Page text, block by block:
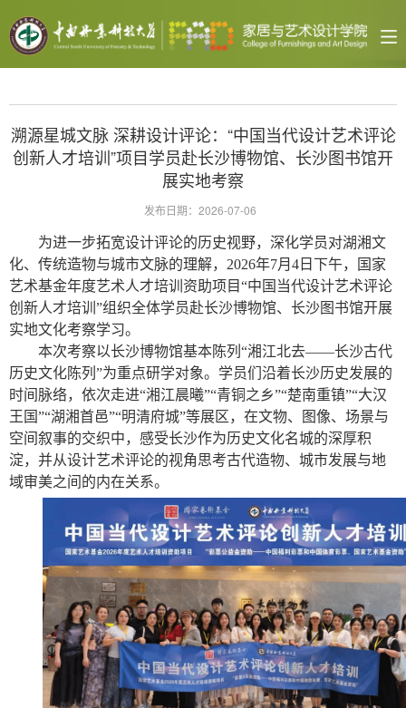
溯源星城文脉 深耕设计评论：“中国当代设计艺术评论
创新人才培训”项目学员赴长沙博物馆、长沙图书馆开
展实地考察
发布日期：2026-07-06
为进一步拓宽设计评论的历史视野，深化学员对湖湘文
化、传统造物与城市文脉的理解，2026年7月4日下午，国家
艺术基金年度艺术人才培训资助项目“中国当代设计艺术评论
创新人才培训”组织全体学员赴长沙博物馆、长沙图书馆开展
实地文化考察学习。
本次考察以长沙博物馆基本陈列“湘江北去——长沙古代
历史文化陈列”为重点研学对象。学员们沿着长沙历史发展的
时间脉络，依次走进“湘江晨曦”“青铜之乡”“楚南重镇”“大汉
王国”“湖湘首邑”“明清府城”等展区，在文物、图像、场景与
空间叙事的交织中，感受长沙作为历史文化名城的深厚积
淀，并从设计艺术评论的视角思考古代造物、城市发展与地
域审美之间的内在关系。